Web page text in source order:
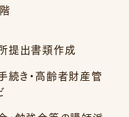
提出書類作成
続き・高齢者財産管